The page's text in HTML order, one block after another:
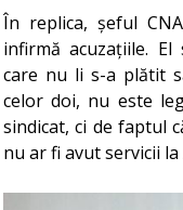
În replica, șeful
infirmă acuzațiile.
care nu li s-a plătit
celor doi, nu este
sindicat, ci de faptul
nu ar fi avut servicii la